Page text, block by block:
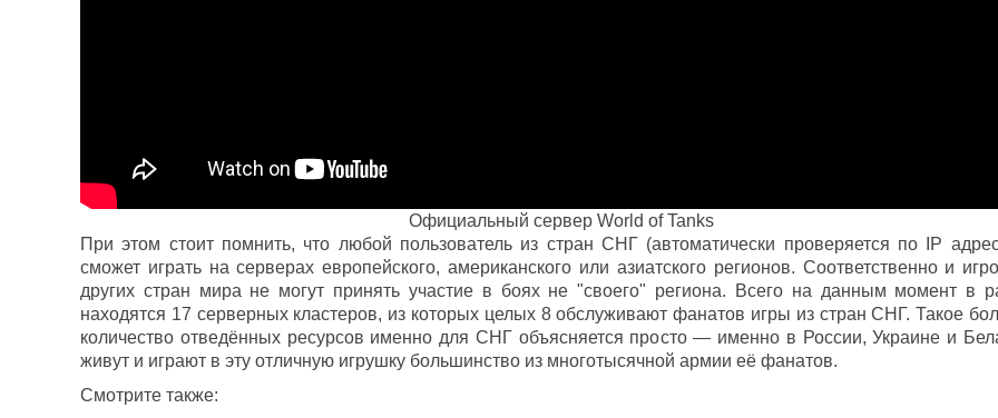
Официальный сервер World of Tanks
При этом стоит помнить, что любой пользователь из стран СНГ (автоматически проверяется по IP
сможет играть на серверах европейского, американского или азиатского регионов. Соответственно и
других стран мира не могут принять участие в боях не "своего" региона. Всего на данным момент в
находятся 17 серверных кластеров, из которых целых 8 обслуживают фанатов игры из стран СНГ. Такое
количество отведённых ресурсов именно для СНГ объясняется просто — именно в России, Украине и
живут и играют в эту отличную игрушку большинство из многотысячной армии её фанатов.
Смотрите также: